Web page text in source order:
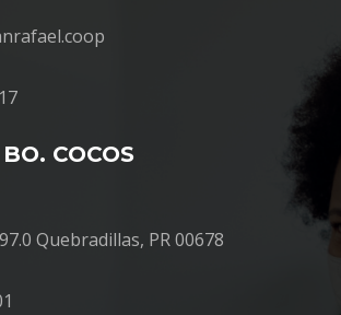
COCOS
Quebradillas, PR 00678